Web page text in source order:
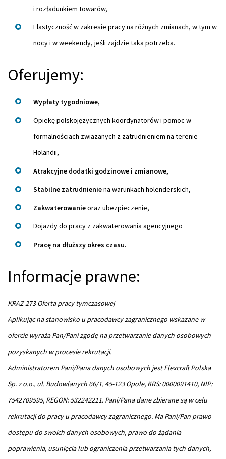
i rozładunkiem towarów,
Elastyczność w zakresie pracy na różnych zmianach, w tym w
nocy i w weekendy, jeśli zajdzie taka potrzeba.
Oferujemy:
Wypłaty tygodniowe,
Opiekę polskojęzycznych koordynatorów i pomoc w
formalnościach związanych z zatrudnieniem na terenie
Holandii,
Atrakcyjne dodatki godzinowe i zmianowe,
Stabilne zatrudnieniena warunkach holenderskich,
Zakwaterowanieoraz ubezpieczenie,
Dojazdy do pracy z zakwaterowania agencyjnego
Pracę na dłuższy okres czasu.
Informacje prawne:
KRAZ 273 Oferta pracy tymczasowej
Aplikując na stanowisko u pracodawcy zagranicznego wskazane w
ofercie wyraża Pan/Pani zgodę na przetwarzanie danych osobowych
pozyskanych w procesie rekrutacji.
Administratorem Pani/Pana danych osobowych jest Flexcraft Polska
Sp. z o.o., ul. Budowlanych 66/1, 45-123 Opole, KRS: 0000091410, NIP:
7542709595, REGON: 532242211. Pani/Pana dane zbierane są w celu
rekrutacji do pracy u pracodawcy zagranicznego. Ma Pani/Pan prawo
dostępu do swoich danych osobowych, prawo do żądania
poprawienia, usunięcia lub ograniczenia przetwarzania tych danych,